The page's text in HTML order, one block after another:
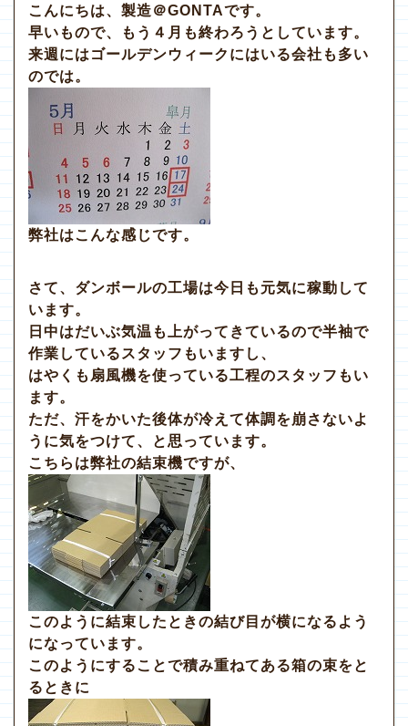
こんにちは、製造＠GONTAです。
早いもので、もう４月も終わろうとしています。
来週にはゴールデンウィークにはいる会社も多い
のでは。
弊社はこんな感じです。
さて、ダンボールの工場は今日も元気に稼動して
います。
日中はだいぶ気温も上がってきているので半袖で
作業しているスタッフもいますし、
はやくも扇風機を使っている工程のスタッフもい
ます。
ただ、汗をかいた後体が冷えて体調を崩さないよ
うに気をつけて、と思っています。
こちらは弊社の結束機ですが、
このように結束したときの結び目が横になるよう
になっています。
このようにすることで積み重ねてある箱の束をと
るときに